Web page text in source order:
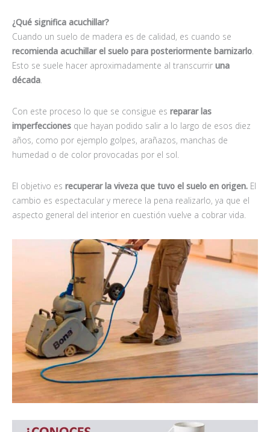
¿Qué significa acuchillar?
Cuando un suelo de madera es de calidad, es cuando se
recomienda acuchillar el suelo para posteriormente barnizarlo
Esto se suele hacer aproximadamente al transcurrir una
década
Con este proceso lo que se consigue es reparar las
imperfecciones que hayan podido salir a lo largo de esos diez
años, como por ejemplo golpes, arañazos, manchas de
humedad o de color provocadas por el sol.
El objetivo es recuperar la viveza que tuvo el suelo en origen. El
cambio es espectacular y merece la pena realizarlo, ya que el
aspecto general del interior en cuestión vuelve a cobrar vida.